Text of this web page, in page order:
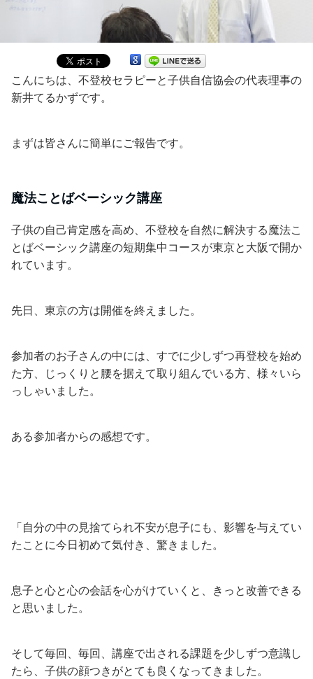
こんにちは、不登校セラピーと子供自信協会の代表理事の
新井てるかずです。
まずは皆さんに簡単にご報告です。
魔法ことばベーシック講座
子供の自己肯定感を高め、不登校を自然に解決する魔法こ
とばベーシック講座の短期集中コースが東京と大阪で開か
れています。
先日、東京の方は開催を終えました。
参加者のお子さんの中には、すでに少しずつ再登校を始め
た方、じっくりと腰を据えて取り組んでいる方、様々いら
っしゃいました。
ある参加者からの感想です。
「自分の中の見捨てられ不安が息子にも、影響を与えてい
たことに今日初めて気付き、驚きました。
息子と心と心の会話を心がけていくと、きっと改善できる
と思いました。
そして毎回、毎回、講座で出される課題を少しずつ意識し
たら、子供の顔つきがとても良くなってきました。